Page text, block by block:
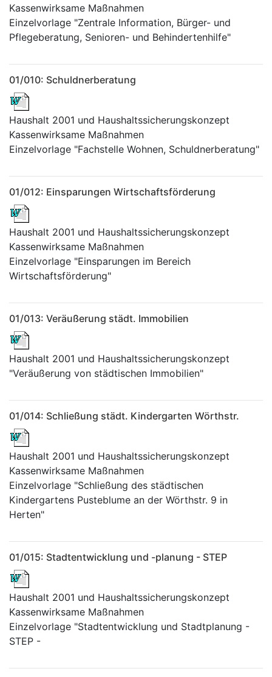
Kassenwirksame Maßnahmen
Einzelvorlage "Zentrale Information, Bürger- und
Pflegeberatung, Senioren- und Behindertenhilfe"
01/010: Schuldnerberatung
Haushalt 2001 und Haushaltssicherungskonzept
Kassenwirksame Maßnahmen
Einzelvorlage "Fachstelle Wohnen, Schuldnerberatung"
01/012: Einsparungen Wirtschaftsförderung
Haushalt 2001 und Haushaltssicherungskonzept
Kassenwirksame Maßnahmen
Einzelvorlage "Einsparungen im Bereich
Wirtschaftsförderung"
01/013: Veräußerung städt. Immobilien
Haushalt 2001 und Haushaltssicherungskonzept
"Veräußerung von städtischen Immobilien"
01/014: Schließung städt. Kindergarten Wörthstr.
Haushalt 2001 und Haushaltssicherungskonzept
Kassenwirksame Maßnahmen
Einzelvorlage "Schließung des städtischen
Kindergartens Pusteblume an der Wörthstr. 9 in
Herten"
01/015: Stadtentwicklung und -planung - STEP
Haushalt 2001 und Haushaltssicherungskonzept
Kassenwirksame Maßnahmen
Einzelvorlage "Stadtentwicklung und Stadtplanung -
STEP -